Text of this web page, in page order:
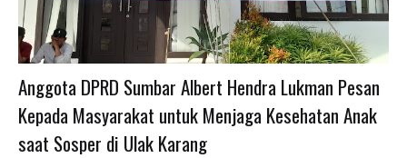
Anggota DPRD Sumbar Albert Hendra Lukman Pesan
Kepada Masyarakat untuk Menjaga Kesehatan Anak
saat Sosper di Ulak Karang